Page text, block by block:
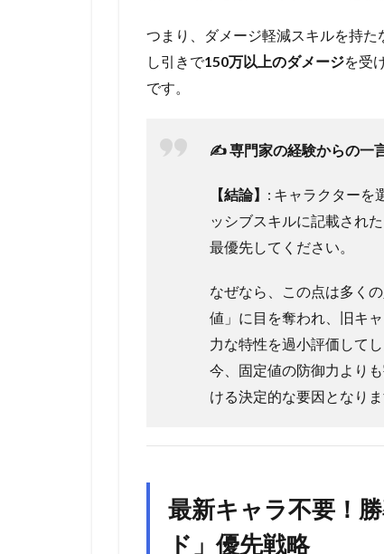
つまり、ダメージ軽減スキルを持
し引きで150万以上のダメージを受
です。
✍️ 専門家の経験からの一
【結論】 : キャラクターを
ッシブスキルに記載され
最優先してください。
なぜなら、この点は多く
値」に目を奪われ、旧キ
力な特性を過小評価して
今、固定値の防御力より
ける決定的な要因となりま
最新キャラ不要！
ド」優先戦略